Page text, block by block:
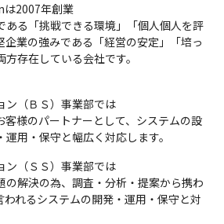
2007年創業
ある「挑戦できる環境」「個人個人を評
企業の強みである「経営の安定」「培っ
存在している会社です。
（ＢＳ）事業部では
客様のパートナーとして、システムの設
用・保守と幅広く対応します。
（ＳＳ）事業部では
の解決の為、調査・分析・提案から携わ
われるシステムの開発・運用・保守と対